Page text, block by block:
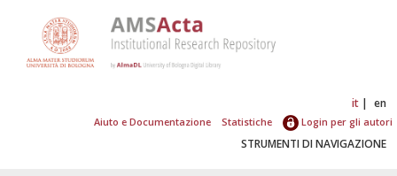
it en
Aiuto e Documentazione Statistiche Login per gli autori
STRUMENTI DI NAVIGAZIONE